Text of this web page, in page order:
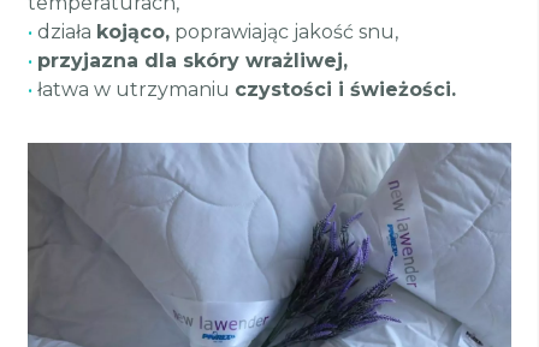
• działa kojąco, poprawiając jakość snu,
• przyjazna dla skóry wrażliwej,
• łatwa w utrzymaniu czystości i świeżości.